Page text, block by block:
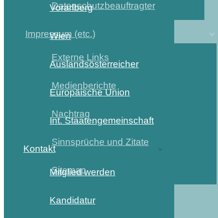
Datenschutzbeauftragter
Impressum (etc.)
Externe Links
Medienberichte
Nachtrag
Sinnsprüche und Zitate
Sitemap
Vorarlberg
Wien
Auslandsösterreicher
Europäische Union
Int. Staatengemeinschaft
Kontakt
Mitglied werden
Kandidatur